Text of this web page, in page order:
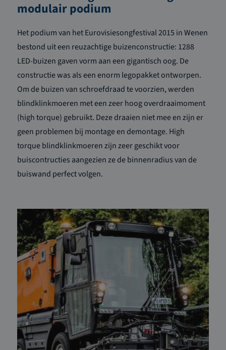
modulair podium
Het podium van het Eurovisiesongfestival 2015 in Wenen
bestond uit een reuzachtige buizenconstructie: 1288
LED-buizen gaven vorm aan een gigantisch oog. De
constructie was als een enorm legopakket ontworpen.
Om de buizen van schroefdraad te voorzien, werden
blindklinkmoeren met een zeer hoog overdraaimoment
(high torque) gebruikt. Deze draaien niet mee en zijn er
geen problemen bij montage en demontage. High
torque blindklinkmoeren zijn zeer geschikt voor
buiscontructies aangezien ze de binnenradius van de
buiswand perfect volgen.